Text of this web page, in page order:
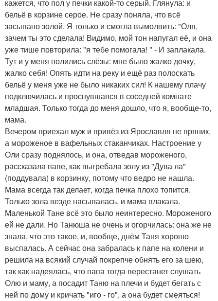
кажется, что пол у печки какой-то серый. Глянула: и
бельё в корзине серое. Не сразу поняла, что всё
засыпано золой. Я только и смогла вымолвить: "Оля,
зачем ты это сделала! Видимо, мой тон напугал её, и она
уже тише повторила: "я тебе помогала! " - И заплакала.
Тут и у меня полились слёзы: мне было жалко дочку,
жалко себя! Опять идти на реку и ещё раз полоскать
бельё у меня уже не было никаких сил! К нашему плачу
подключилась и проснувшаяся в соседней комнате
младшая. Только тогда до меня дошло, что я, вообще-то,
мама.
Вечером приехал муж и привёз из Ярославля не пряник,
а мороженое в вафельных стаканчиках. Настроение у
Оли сразу поднялось, и она, отведав мороженого,
рассказала папе, как выгребала золу из "Дува ла"
(поддувала) в корзинку, потому что ведро не нашла.
Мама всегда так делает, когда печка плохо топится.
Только зола везде насыпалась, и мама плакала.
Маленькой Тане всё это было неинтересно. Мороженого
ей не дали. Но Танюша не очень и огорчилась: она же не
знала, что это такое, и, вообще, днём Таня хорошо
выспалась. А сейчас она забралась к папе на колени и
решила на всякий случай покрепче обнять его за шею,
так как надеялась, что папа тогда перестанет слушать
Олю и маму, а посадит Таню на плечи и будет бегать с
ней по дому и кричать "иго - го", а она будет смеяться!